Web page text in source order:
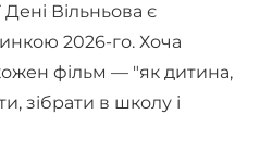
Дені Вільньова є
2026-го. Хоча
фільм — "як дитина,
зібрати в школу і